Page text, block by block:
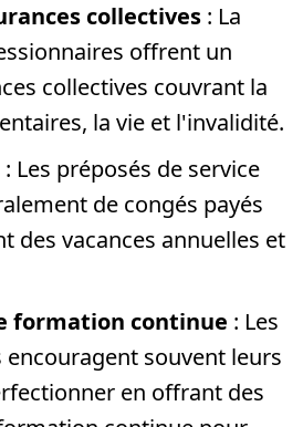
collectives: La
offrent un
collectives couvrant la
la vie et l'invalidité.
: Les préposés de service
de congés payés
des vacances annuelles et
formation continue : Les
encouragent souvent leurs
en offrant des